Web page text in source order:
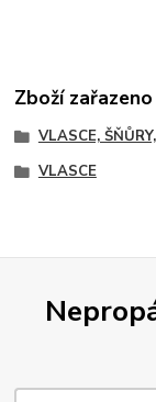
Zboží
VLASCE,
VLASCE